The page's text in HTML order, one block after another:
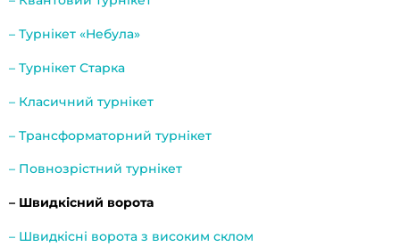
– Турнікет «Небула»
– Турнікет Старка
– Класичний турнікет
– Трансформаторний турнікет
– Повнозрістний турнікет
– Швидкісний ворота
– Швидкісні ворота з високим склом